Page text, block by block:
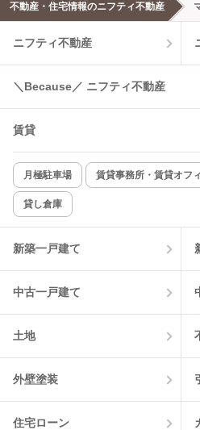
不動産・住宅情報のニフティ不動産
ニフティ不動産
＼Because／ ニフティ不動産
賃貸
月極駐車場 賃貸事務所・賃貸オフ
貸し倉庫
新築一戸建て
中古一戸建て
土地
外壁塗装
住宅ローン